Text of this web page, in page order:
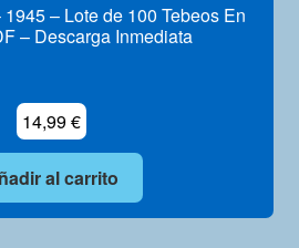
– Lote de 100 Tebeos En
– Descarga Inmediata
14,99€
al carrito